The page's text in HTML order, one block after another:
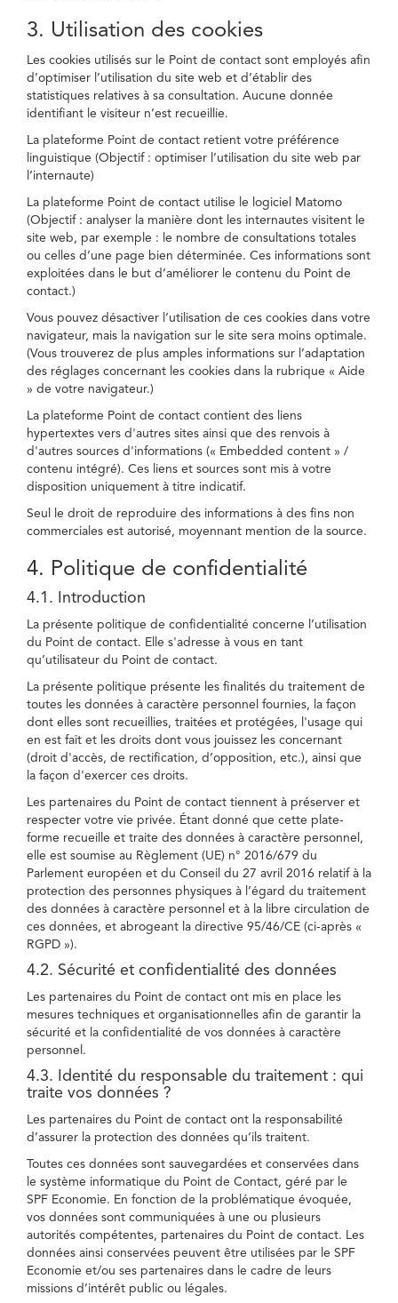
3. Utilisation des cookies
Les cookies utilisés sur le Point de contact sont employés afin
d’optimiser l’utilisation du site web et d’établir des
statistiques relatives à sa consultation. Aucune donnée
identifiant le visiteur n’est recueillie.
La plateforme Point de contact retient votre préférence
linguistique (Objectif : optimiser l’utilisation du site web par
l’internaute)
La plateforme Point de contact utilise le logiciel Matomo
(Objectif : analyser la manière dont les internautes visitent le
site web, par exemple : le nombre de consultations totales
ou celles d’une page bien déterminée. Ces informations sont
exploitées dans le but d’améliorer le contenu du Point de
contact.)
Vous pouvez désactiver l’utilisation de ces cookies dans votre
navigateur, mais la navigation sur le site sera moins optimale.
(Vous trouverez de plus amples informations sur l’adaptation
des réglages concernant les cookies dans la rubrique « Aide
» de votre navigateur.)
La plateforme Point de contact contient des liens
hypertextes vers d'autres sites ainsi que des renvois à
d'autres sources d'informations (« Embedded content » /
contenu intégré). Ces liens et sources sont mis à votre
disposition uniquement à titre indicatif.
Seul le droit de reproduire des informations à des fins non
commerciales est autorisé, moyennant mention de la source.
4. Politique de confidentialité
4.1. Introduction
La présente politique de confidentialité concerne l’utilisation
du Point de contact. Elle s'adresse à vous en tant
qu’utilisateur du Point de contact.
La présente politique présente les finalités du traitement de
toutes les données à caractère personnel fournies, la façon
dont elles sont recueillies, traitées et protégées, l'usage qui
en est fait et les droits dont vous jouissez les concernant
(droit d'accès, de rectification, d’opposition, etc.), ainsi que
la façon d'exercer ces droits.
Les partenaires du Point de contact tiennent à préserver et
respecter votre vie privée. Étant donné que cette plate-
forme recueille et traite des données à caractère personnel,
elle est soumise au Règlement (UE) n° 2016/679 du
Parlement européen et du Conseil du 27 avril 2016 relatif à la
protection des personnes physiques à l’égard du traitement
des données à caractère personnel et à la libre circulation de
ces données, et abrogeant la directive 95/46/CE (ci-après «
RGPD »).
4.2. Sécurité et confidentialité des données
Les partenaires du Point de contact ont mis en place les
mesures techniques et organisationnelles afin de garantir la
sécurité et la confidentialité de vos données à caractère
personnel.
4.3. Identité du responsable du traitement : qui
traite vos données ?
Les partenaires du Point de contact ont la responsabilité
d’assurer la protection des données qu’ils traitent.
Toutes ces données sont sauvegardées et conservées dans
le système informatique du Point de Contact, géré par le
SPF Economie. En fonction de la problématique évoquée,
vos données sont communiquées à une ou plusieurs
autorités compétentes, partenaires du Point de contact. Les
données ainsi conservées peuvent être utilisées par le SPF
Economie et/ou ses partenaires dans le cadre de leurs
missions d’intérêt public ou légales.